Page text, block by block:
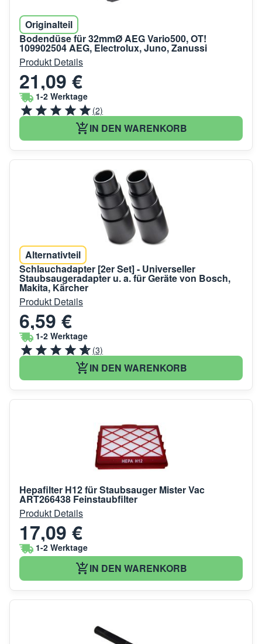
Originalteil
Bodendüse für 32mmØ AEG Vario500, OT!
109902504 AEG, Electrolux, Juno, Zanussi
Produkt Details
21,09 €
1-2 Werktage
(2)
IN DEN WARENKORB
Alternativteil
Schlauchadapter [2er Set] - Universeller
Staubsaugeradapter u. a. für Geräte von Bosch,
Makita, Kärcher
Produkt Details
6,59 €
1-2 Werktage
(3)
IN DEN WARENKORB
Hepafilter H12 für Staubsauger Mister Vac
ART266438 Feinstaubfilter
Produkt Details
17,09 €
1-2 Werktage
IN DEN WARENKORB